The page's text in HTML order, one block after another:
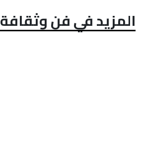
المزيد في فن وثقافة